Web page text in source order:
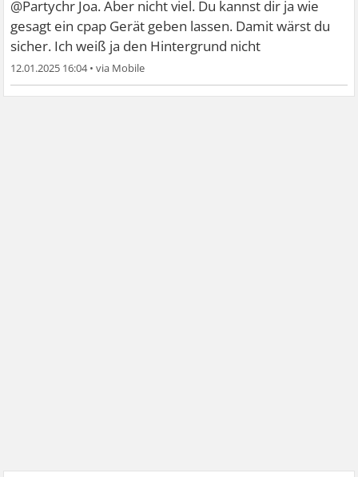
@Partychr Joa. Aber nicht viel. Du kannst dir ja wie
gesagt ein cpap Gerät geben lassen. Damit wärst du
sicher. Ich weiß ja den Hintergrund nicht
12.01.2025 16:04•